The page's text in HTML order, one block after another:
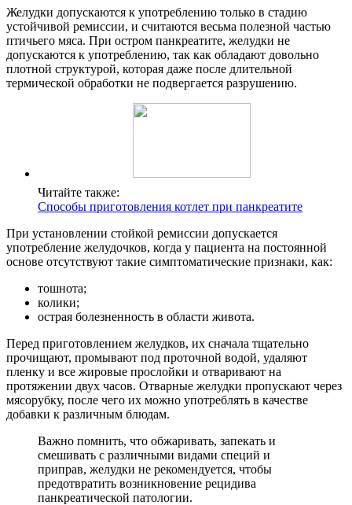
Желудки допускаются к употреблению только в стадию
устойчивой ремиссии, и считаются весьма полезной частью
птичьего мяса. При остром панкреатите, желудки не
допускаются к употреблению, так как обладают довольно
плотной структурой, которая даже после длительной
термической обработки не подвергается разрушению.
Читайте также:
Способы приготовления котлет при панкреатите
При установлении стойкой ремиссии допускается
употребление желудочков, когда у пациента на постоянной
основе отсутствуют такие симптоматические признаки, как:
тошнота;
колики;
острая болезненность в области живота.
Перед приготовлением желудков, их сначала тщательно
прочищают, промывают под проточной водой, удаляют
пленку и все жировые прослойки и отваривают на
протяжении двух часов. Отварные желудки пропускают через
мясорубку, после чего их можно употреблять в качестве
добавки к различным блюдам.
Важно помнить, что обжаривать, запекать и
смешивать с различными видами специй и
приправ, желудки не рекомендуется, чтобы
предотвратить возникновение рецидива
панкреатической патологии.